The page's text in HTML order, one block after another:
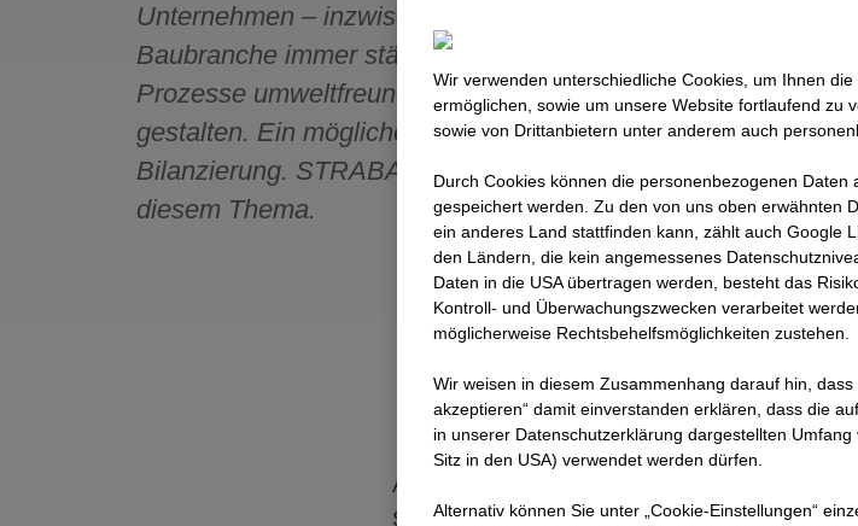
Unternehmen – inzwischen ist auch die
Baubranche immer stärker bemüht, ihre
Prozesse umweltfreundlicher zu
gestalten. Ein möglicher Hebel: Die CO2-
Bilanzierung. STRABAG ist Vorreiterin in
diesem Thema.
Am Anfang eines Bauprojekts mit öffentlichen
Submission. Hier werden von den potenziellen
Wir verwenden unterschiedliche Cookies, um Ihnen
ermöglichen, sowie um unsere Website fortlaufend zu
sowie von Drittanbietern unter anderem auch
Durch Cookies können die personenbezogenen
gespeichert werden. Zu den von uns oben erwähnten
ein anderes Land stattfinden kann, zählt auch Google
den Ländern, die kein angemessenes
Daten in die USA übertragen werden, besteht das
Kontroll- und Überwachungszwecken verarbeitet
möglicherweise Rechtsbehelfsmöglichkeiten zustehen.
Wir weisen in diesem Zusammenhang darauf hin,
akzeptieren“ damit ein­ver­standen erklären, dass die
in unserer Datenschutzerklärung dargestellten
Sitz in den USA) verwendet werden dürfen.
Alternativ können Sie unter „Cookie-Einstellungen“